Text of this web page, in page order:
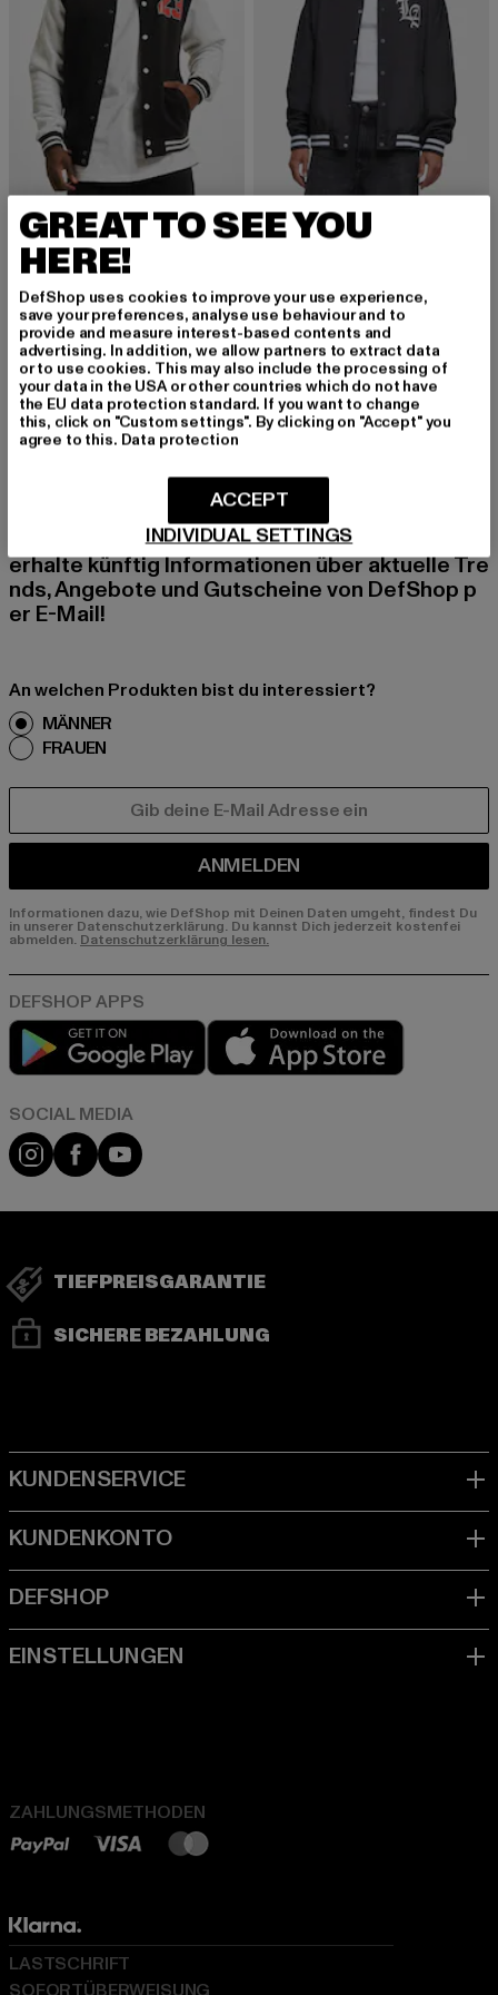
MISTER TEE
Ballin 23
41,29 EUR
Derzeitiger Preis: 41,29 EUR
69,99 EUR
MISTER TEE
Los Angeles Arc Light
MELDE DICH AN, UM
INSPIRIERT ZU BLEI
Melde dich hier für unseren Newsletter an und
erhalte künftig Informationen über aktuelle Tre
nds, Angebote und Gutscheine von DefShop p
er E-Mail!
An welchen Produkten bist du interessiert?
MÄNNER
FRAUEN
ANMELDEN
Informationen dazu, wie DefShop mit Deinen Daten umgeht, findest Du
in unserer Datenschutzerklärung. Du kannst Dich jederzeit kostenfei
abmelden. Datenschutzerklärung lesen.
Play market
Instagram
FacebookYouTube
TIEFPREISGARANTIE
SICHERE BEZAHLUNG
ZAHLUNGSMETHODEN
LASTSCHRIFT
GREAT TO SEE YOU
HERE!
DefShop uses cookies to improve your use experience,
save your preferences, analyse use behaviour and to
provide and measure interest-based contents and
advertising. In addition, we allow partners to extract data
or to use cookies. This may also include the processing of
your data in the USA or other countries which do not have
the EU data protection standard. If you want to change
this, click on "Custom settings". By clicking on "Accept" you
agree to this. Data protection
INDIVIDUAL SETTINGS
ACCEPT